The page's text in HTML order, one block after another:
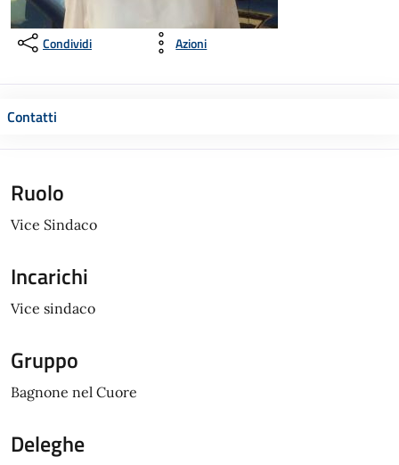
Condividi Azioni
Contatti
Ruolo
Vice Sindaco
Incarichi
Vice sindaco
Gruppo
Bagnone nel Cuore
Deleghe